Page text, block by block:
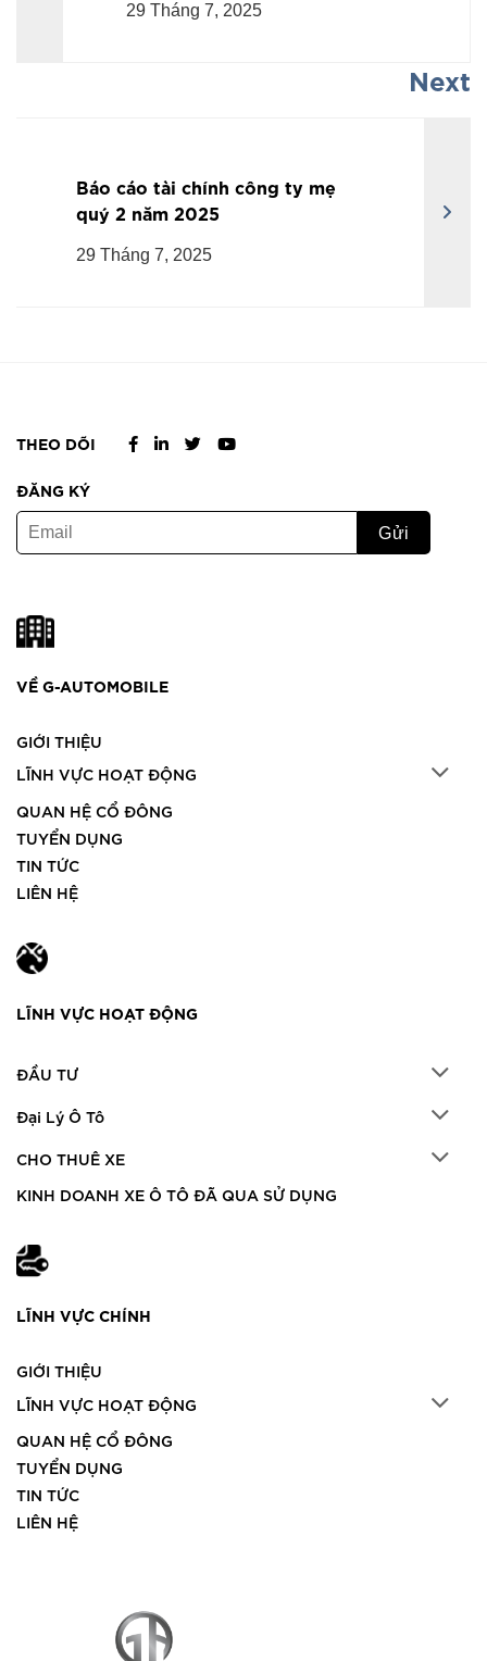
29 Tháng 7, 2025
Next
Báo cáo tài chính công ty mẹ
quý 2 năm 2025
29 Tháng 7, 2025
THEO DÕI
ĐĂNG KÝ
VỀ G-AUTOMOBILE
GIỚI THIỆU
LĨNH VỰC HOẠT ĐỘNG
QUAN HỆ CỔ ĐÔNG
TUYỂN DỤNG
TIN TỨC
LIÊN HỆ
LĨNH VỰC HOẠT ĐỘNG
ĐẦU TƯ
Đại Lý Ô Tô
CHO THUÊ XE
KINH DOANH XE Ô TÔ ĐÃ QUA SỬ DỤNG
LĨNH VỰC CHÍNH
GIỚI THIỆU
LĨNH VỰC HOẠT ĐỘNG
QUAN HỆ CỔ ĐÔNG
TUYỂN DỤNG
TIN TỨC
LIÊN HỆ